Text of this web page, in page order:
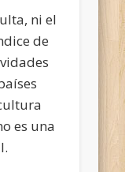
ni el
de
es una